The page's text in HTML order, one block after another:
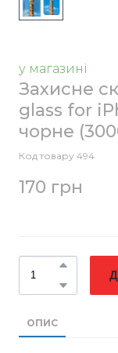
у магазині
Захисне
glass for
чорне
Код товару 494
170 грн
ОПИС